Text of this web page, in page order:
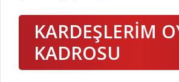
KARDEŞLERİM
KADROSU